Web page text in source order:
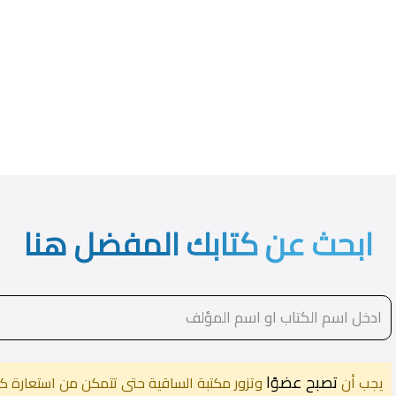
ابحث عن كتابك المفضل هنا
يجب أنتصبح عضوًا وتزور مكتبة الساقية حتى تتمكن من استعارة